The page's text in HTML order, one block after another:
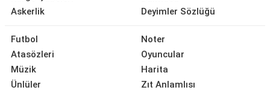
Askerlik
Deyimler Sözlüğü
Futbol
Atasözleri
Müzik
Ünlüler
Noter
Oyuncular
Harita
Zıt Anlamlısı